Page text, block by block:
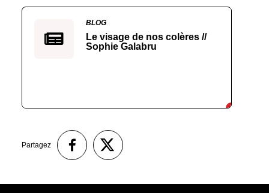
BLOG
Le visage de nos colères //
Sophie Galabru
Partagez